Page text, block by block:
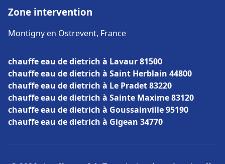
Zone intervention
Montigny en Ostrevent, France
chauffe eau de dietrich à Lavaur 81500
chauffe eau de dietrich à Saint Herblain 44800
chauffe eau de dietrich à Le Pradet 83220
chauffe eau de dietrich à Sainte Maxime 83120
chauffe eau de dietrich à Goussainville 95190
chauffe eau de dietrich à Gigean 34770